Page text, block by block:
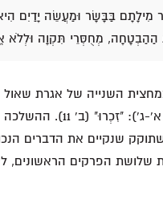
מִילָתָם בַּבָּשָׂר וּמַעֲשֵׂה יָדַיִם
מְחֻסְּרֵי תִּקְוָה וּלְלֹא
השנייה של אגרת
הראשונה של האגרת
שנקיים את הדברים
הפרקים הראשונים,